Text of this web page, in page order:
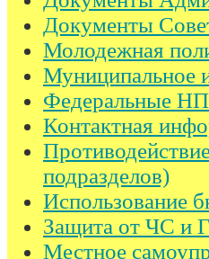
Документы
Молодежная
Муниципальное
Федеральные
Контактная
подразделов)
Использование
Защита от ЧС и
Местное